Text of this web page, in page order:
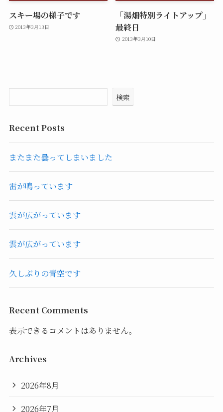
スキー場の様子です
2013年3月13日
「湯畑特別ライトアップ」
最終日
2013年3月10日
検索
Recent Posts
またまた曇ってしまいました
雷が鳴っています
雲が広がっています
雲が広がっています
久しぶりの青空です
Recent Comments
表示できるコメントはありません。
Archives
2026年8月
2026年7月